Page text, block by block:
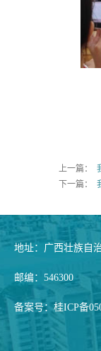
上一篇：
下一篇：
地址：广西壮族自
邮编：546300
备案号：桂ICP备